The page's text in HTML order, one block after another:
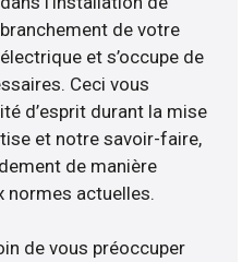
de votre
et s’occupe de
Ceci vous
d’esprit durant la mise
et notre savoir-faire,
de manière
normes actuelles.
de vous préoccuper